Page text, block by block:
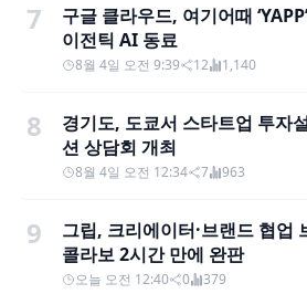
7
구글 클라우드, 여기어때
이전틱 AI 동료
8월 4일 오전 9:39 12 1,140
8
경기도, 도쿄서 스타트업 투자
션 상담회 개최
8월 4일 오전 12:34 7 963
9
그립, 크리에이터·브랜드 협업
콜라보 2시간 만에 완판
오늘 오전 12:40 0 379